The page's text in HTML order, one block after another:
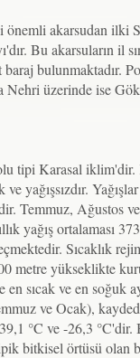
önemli akarsudan ilki
Bu akarsuların il
bulunmaktadır.
Nehri üzerinde ise
tipi Karasal iklim'dir.
ve yağışsızdır.
Temmuz, Ağustos
yağış ortalaması
Sıcaklık
metre yükseklikte
sıcak ve en soğuk
ve Ocak),
°C ve -26,3
bitkisel örtüsü olan